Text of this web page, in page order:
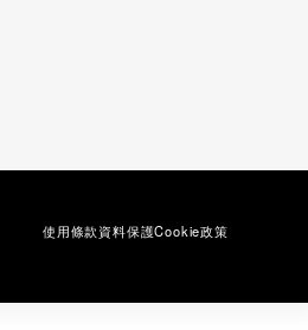
使用條款資料保護Cookie政策